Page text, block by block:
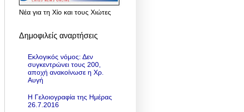
Νέα για τη Χίο και τους Χιώτες
Δημοφιλείς αναρτήσεις
Εκλογικός νόμος: Δεν
συγκεντρώνει τους 200,
αποχή ανακοίνωσε η Χρ.
Αυγή
Η Γελοιογραφία της Ημέρας
26.7.2016